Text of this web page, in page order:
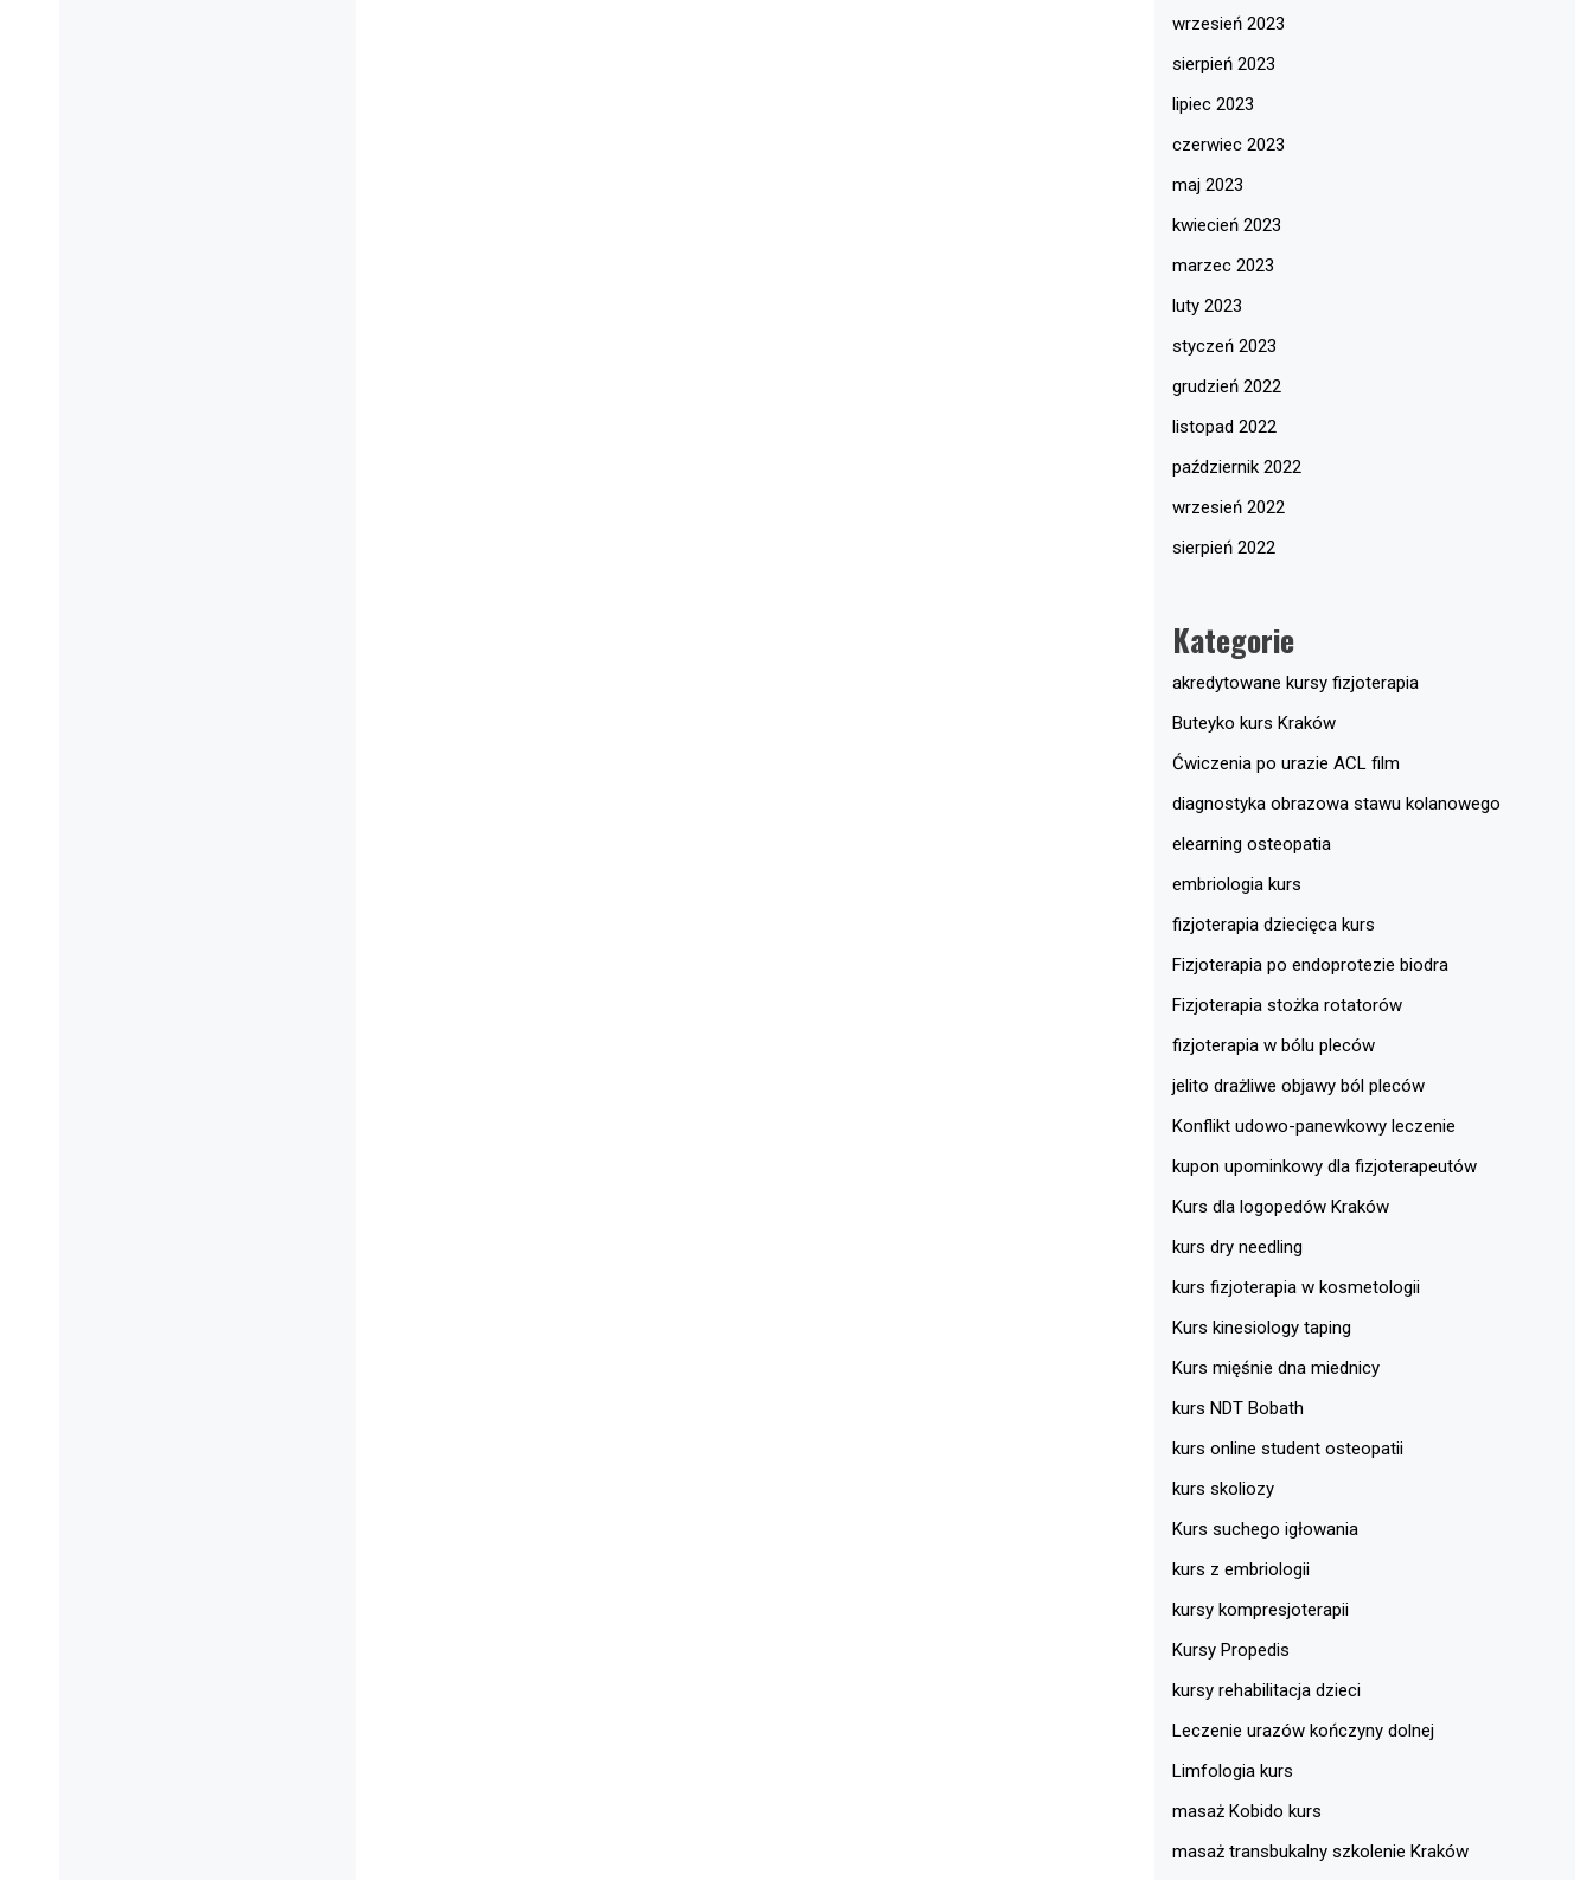
wrzesień 2023
sierpień 2023
lipiec 2023
czerwiec 2023
maj 2023
kwiecień 2023
marzec 2023
luty 2023
styczeń 2023
grudzień 2022
listopad 2022
październik 2022
wrzesień 2022
sierpień 2022
Kategorie
akredytowane kursy fizjoterapia
Buteyko kurs Kraków
Ćwiczenia po urazie ACL film
diagnostyka obrazowa stawu kolanowego
elearning osteopatia
embriologia kurs
fizjoterapia dziecięca kurs
Fizjoterapia po endoprotezie biodra
Fizjoterapia stożka rotatorów
fizjoterapia w bólu pleców
jelito drażliwe objawy ból pleców
Konflikt udowo-panewkowy leczenie
kupon upominkowy dla fizjoterapeutów
Kurs dla logopedów Kraków
kurs dry needling
kurs fizjoterapia w kosmetologii
Kurs kinesiology taping
Kurs mięśnie dna miednicy
kurs NDT Bobath
kurs online student osteopatii
kurs skoliozy
Kurs suchego igłowania
kurs z embriologii
kursy kompresjoterapii
Kursy Propedis
kursy rehabilitacja dzieci
Leczenie urazów kończyny dolnej
Limfologia kurs
masaż Kobido kurs
masaż transbukalny szkolenie Kraków